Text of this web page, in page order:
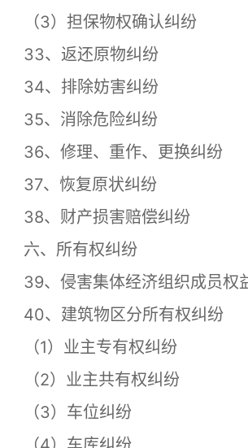
（3）担保物权确认纠纷
33、返还原物纠纷
34、排除妨害纠纷
35、消除危险纠纷
36、修理、重作、更换纠纷
37、恢复原状纠纷
38、财产损害赔偿纠纷
六、所有权纠纷
39、侵害集体经济组织成员权
40、建筑物区分所有权纠纷
（1）业主专有权纠纷
（2）业主共有权纠纷
（3）车位纠纷